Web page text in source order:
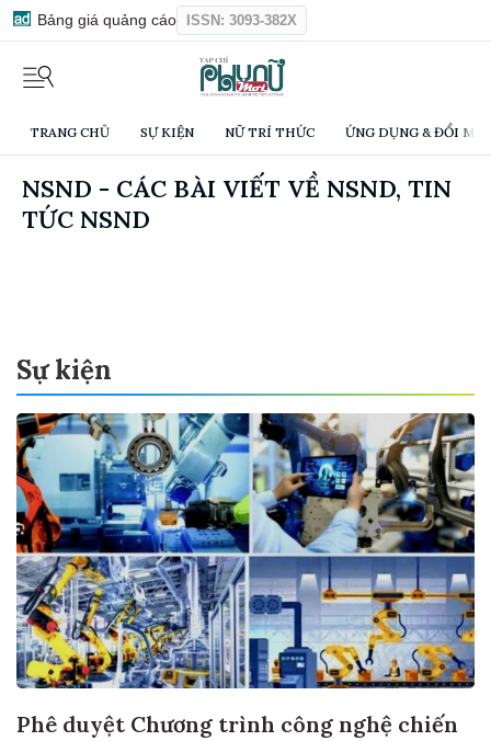
Bảng giá quảng cáo ISSN: 3093-382X
TRANG CHỦ SỰ KIỆN NỮ TRÍ THỨC ỨNG DỤNG & ĐỔI
NSND - CÁC BÀI VIẾT VỀ NSND, TIN
TỨC NSND
Sự kiện
Phê duyệt Chương trình công nghệ chiến